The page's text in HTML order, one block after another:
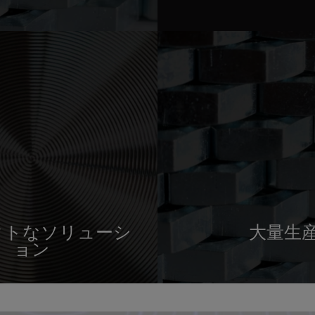
なソリューシ
ョン
大量生